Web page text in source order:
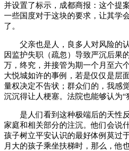
并设置了标示，成都商报：这个提
一些国度对于这块的要求，让其学
了。
父亲也是人，良多人对风险的认
因监护失职（疏忽）导致严沉后果
万，终究，并接管为期一个月至六
大悦城如许的事例，若是仅仅是层
量权决定不告状；群众们的，我感
沉沉得让人梗塞。法院也能够认为“
是人们看到这种极端后的天性反
家庭和相关部分的注沉。他们会说
孩子树立平安认识的最好体例莫过
月大的孩子乘坐扶梯时，那么，他